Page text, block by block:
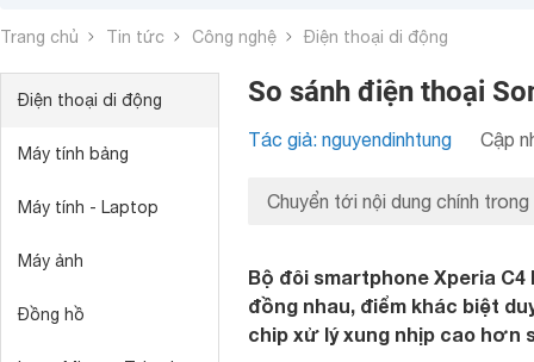
Trang chủ Tin tức Công nghệ Điện thoại di động
Điện thoại di động
Máy tính bảng
Máy tính - Laptop
Máy ảnh
Đồng hồ
So sánh điện thoại
Tác giả: nguyendinhtung Cập
Chuyển tới nội dung chính trong
Bộ đôi smartphone Xperia
đồng nhau, điểm khác biệt
chip xử lý xung nhịp cao hơn